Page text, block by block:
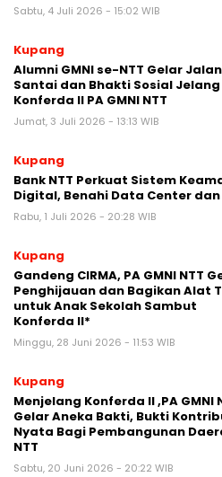
Sabtu, 4 Juli 2026 - 15:02 WIB
Kupang
Alumni GMNI se-NTT Gelar Jalan
Santai dan Bhakti Sosial Jelang
Konferda II PA GMNI NTT
Jumat, 3 Juli 2026 - 13:13 WIB
Kupang
Bank NTT Perkuat Sistem
Digital, Benahi Data Center dan
Rabu, 1 Juli 2026 - 20:28 WIB
Kupang
Gandeng CIRMA, PA GMNI NTT
Penghijauan dan Bagikan Alat
untuk Anak Sekolah Sambut
Konferda II*
Minggu, 28 Juni 2026 - 11:53 WIB
Kupang
Menjelang Konferda II ,PA GMNI
Gelar Aneka Bakti, Bukti
Nyata Bagi Pembangunan
NTT
Sabtu, 20 Juni 2026 - 20:22 WIB